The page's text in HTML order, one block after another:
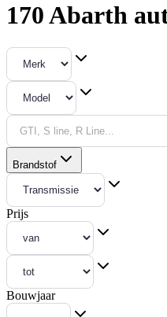
170 Abarth
Brandstof
Prijs
Bouwjaar